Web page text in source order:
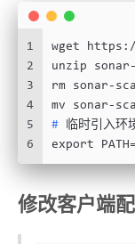
1
2
3
4
5
6
wget
unzip
rm sonar-
mv sonar-
# 临时引入环
export
修改客户端